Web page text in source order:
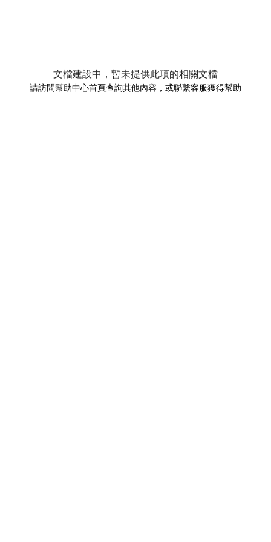
文檔建設中，暫未提供此項的相關文檔
請訪問幫助中心首頁查詢其他內容，或聯繫客服獲得幫助